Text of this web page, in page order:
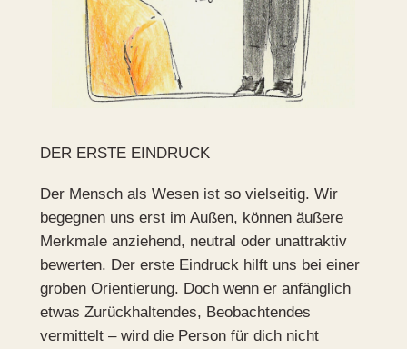
DER ERSTE EINDRUCK
Der Mensch als Wesen ist so vielseitig. Wir
begegnen uns erst im Außen, können äußere
Merkmale anziehend, neutral oder unattraktiv
bewerten. Der erste Eindruck hilft uns bei einer
groben Orientierung. Doch wenn er anfänglich
etwas Zurückhaltendes, Beobachtendes
vermittelt – wird die Person für dich nicht